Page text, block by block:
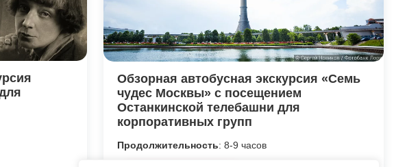
Обзорная автобусная экскурсия «Семь
чудес Москвы» с посещением
Останкинской телебашни для
корпоративных групп
Продолжительность: 8-9 часов